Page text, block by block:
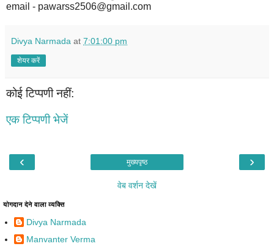
email - pawarss2506@gmail.com
Divya Narmada at 7:01:00 pm
शेयर करें
कोई टिप्पणी नहीं:
एक टिप्पणी भेजें
‹ ›
मुख्यपृष्ठ
वेब वर्शन देखें
योगदान देने वाला व्यक्ति
Divya Narmada
Manvanter Verma